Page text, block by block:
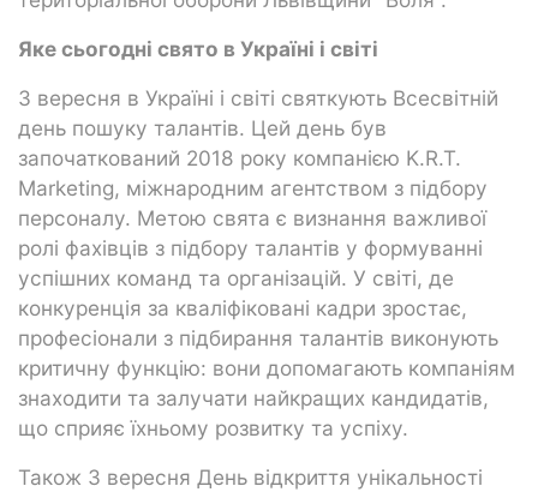
Яке сьогодні свято в Україні і світі
3 вересня в Україні і світі святкують Всесвітній
день пошуку талантів. Цей день був
започаткований 2018 року компанією K.R.T.
Marketing, міжнародним агентством з підбору
персоналу. Метою свята є визнання важливої
ролі фахівців з підбору талантів у формуванні
успішних команд та організацій. У світі, де
конкуренція за кваліфіковані кадри зростає,
професіонали з підбирання талантів виконують
критичну функцію: вони допомагають компаніям
знаходити та залучати найкращих кандидатів,
що сприяє їхньому розвитку та успіху.
Також 3 вересня День відкриття унікальності